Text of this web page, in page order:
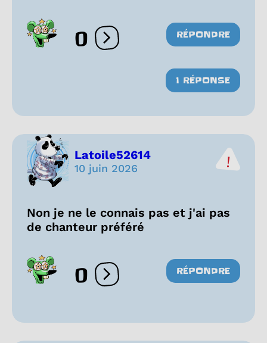
0 Ouvrir les réactions
RÉPONDRE
1 RÉPONSE
Latoile52614
10 juin 2026
Non je ne le connais pas et j'ai pas
de chanteur préféré
0 Ouvrir les réactions
RÉPONDRE